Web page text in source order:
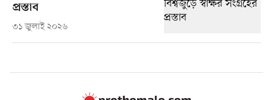
প্রস্তাব
৩১ জুলাই ২০২৬